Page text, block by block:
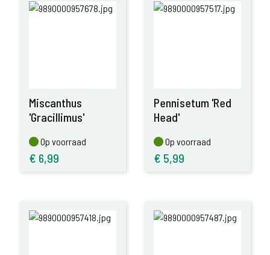
Miscanthus
'Gracillimus'
Op voorraad
Op voorraad
€ 6,99
Pennisetum 'Red
Head'
Op voorraad
Op voorraad
€ 5,99